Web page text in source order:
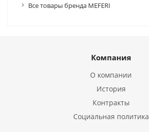
Все товары бренда MEFERI
Компания
О компании
История
Контракты
Социальная политика